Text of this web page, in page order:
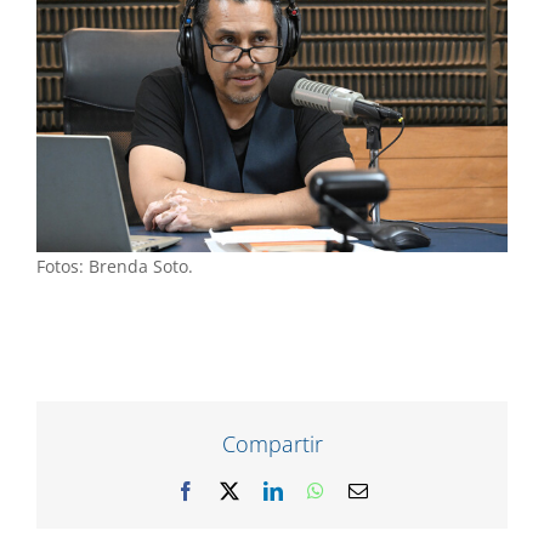
Fotos: Brenda Soto.
Compartir
Facebook LinkedInWhatsApp
Correo